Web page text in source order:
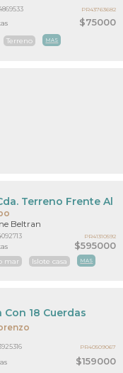
$75000
Terreno MAS
PR43763682
$595000
Terreno Frente Al
Beltran
mar Islote casa MAS
PR41310592
$159000
Con 18 Cuerdas
PR40509067